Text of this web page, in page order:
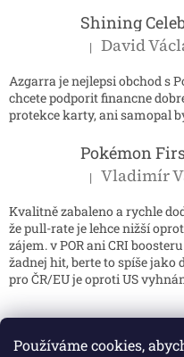
Používáme cookies,
Hodnocení
| David
Azgarra je nejlepsi obchod s
chcete podporit financne
protekce karty, ani samopal
Hodnocení
| Vladimír
Kvalitně zabaleno a rychle
že pull-rate je lehce nižší
zájem. v POR ani CRI
žadnej hit, berte to spíše jako
pro ČR/EU je oproti US